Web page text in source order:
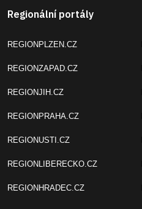
Regionální portály
REGIONPLZEN.CZ
REGIONZAPAD.CZ
REGIONJIH.CZ
REGIONPRAHA.CZ
REGIONUSTI.CZ
REGIONLIBERECKO.CZ
REGIONHRADEC.CZ